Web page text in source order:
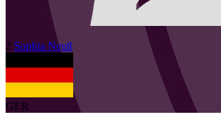
2 Sophia Neuß
GER